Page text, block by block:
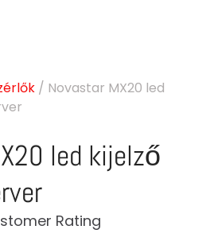
/ Novastar MX20 led
led kijelző
Rating